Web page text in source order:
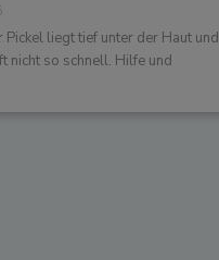
Pickel liegt tief unter der Haut und
nicht so schnell. Hilfe und